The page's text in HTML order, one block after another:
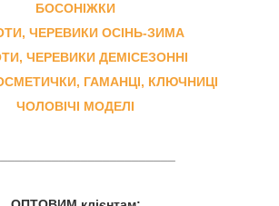
БОСОНІЖКИ
ЧЕРЕВИКИ ОСІНЬ-ЗИМА
ЧЕРЕВИКИ ДЕМІСЕЗОННІ
ГАМАНЦІ, КЛЮЧНИЦІ
ЧОЛОВІЧІ МОДЕЛІ